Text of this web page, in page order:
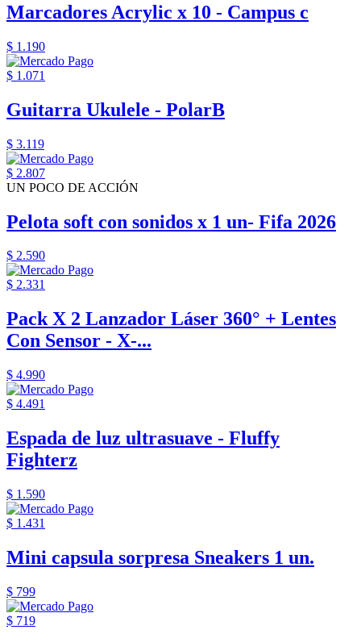
Marcadores Acrylic x 10 - Campus c
$ 1.190
$ 1.071
Guitarra Ukulele - PolarB
$ 3.119
$ 2.807
UN POCO DE ACCIÓN
Pelota soft con sonidos x 1 un- Fifa 2026
$ 2.590
$ 2.331
Pack X 2 Lanzador Láser 360° + Lentes
Con Sensor - X-...
$ 4.990
$ 4.491
Espada de luz ultrasuave - Fluffy
Fighterz
$ 1.590
$ 1.431
Mini capsula sorpresa Sneakers 1 un.
$ 799
$ 719